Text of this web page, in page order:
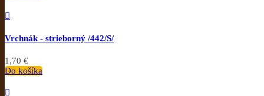

Vrchnák - strieborný /442/S/
1,70 €
Do košíka
